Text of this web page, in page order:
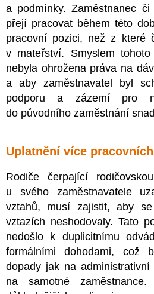
a podmínky. Zaměstnanec
přejí pracovat během této
pracovní pozici, než z které
v mateřství. Smyslem
nebyla ohrožena práva na
a aby zaměstnavatel byl
podporu a zázemí pro
do původního zaměstnání
Uplatnění více
Rodiče čerpající
u svého zaměstnavatele
vztahů, musí zajistit, aby
vztazích neshodovaly. Tato
nedošlo k duplicitnímu
formálními dohodami, což
dopady jak na
na samotné